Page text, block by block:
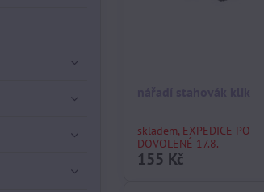
skladem, EXPEDICE PO
DOVOLENÉ 17.8.
155 Kč